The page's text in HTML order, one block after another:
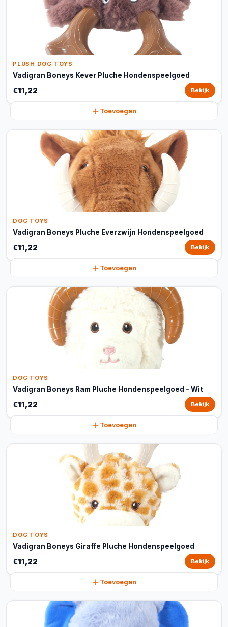
PLUSH DOG TOYS
Vadigran Boneys Kever Pluche Hondenspeelgoed
€11,22 Bekijk
Toevoegen
DOG TOYS
Vadigran Boneys Pluche Everzwijn Hondenspeelgoed
€11,22 Bekijk
Toevoegen
DOG TOYS
Vadigran Boneys Ram Pluche Hondenspeelgoed - Wit
€11,22 Bekijk
Toevoegen
DOG TOYS
Vadigran Boneys Giraffe Pluche Hondenspeelgoed
€11,22 Bekijk
Toevoegen